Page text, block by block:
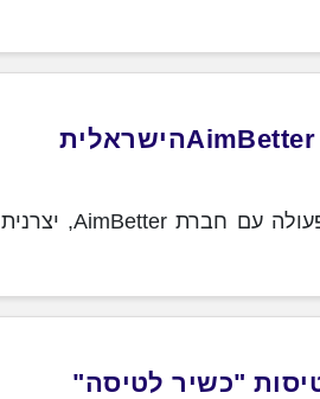
מלם תים, קבוצת IT ואינטגרציה בישראל, חתמה על הסכם שיתוף פעולה עם חברת AimBetter, יצרנית
"כשיר לטיסה"